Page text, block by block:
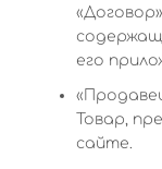
его
Товар,
сайте.